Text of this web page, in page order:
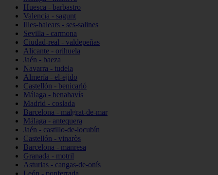
Huesca - barbastro
Valencia - sagunt
Illes-balears - ses-salines
Sevilla - carmona
Ciudad-real - valdepeñas
Alicante - orihuela
Jaén - baeza
Navarra - tudela
Almería - el-ejido
Castellón - benicarló
Málaga - benahavís
Madrid - coslada
Barcelona - malgrat-de-mar
Málaga - antequera
Jaén - castillo-de-locubín
Castellón - vinaròs
Barcelona - manresa
Granada - motril
Asturias - cangas-de-onís
León - ponferrada